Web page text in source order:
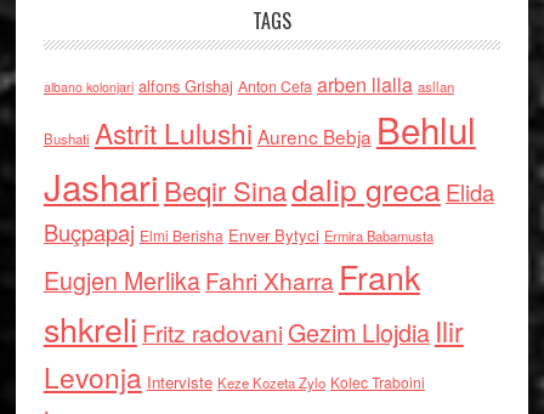
TAGS
albano kolonjari alfons Grishaj Anton Cefa arben llalla asllan
Bushati Astrit Lulushi Aurenc Bebja Behlul
Jashari Beqir Sinadalip grecaElida
Buçpapaj Elmi Berisha Enver Bytyci Ermira Babamusta
Eugjen MerlikaFahri Xharra Frank
shkreli Fritz radovaniGezim Llojdia Ilir
Levonja Interviste Keze Kozeta Zylo Kolec Traboini